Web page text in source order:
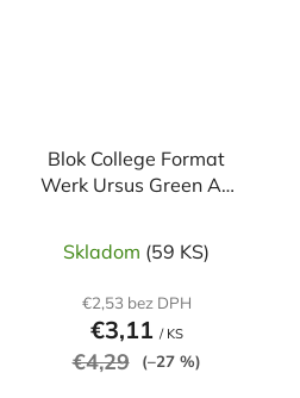
Blok College Format
Werk Ursus Green A4
Skladom (59 KS)
€2,53 bez DPH
€3,11 / KS
€4,29 (–27 %)